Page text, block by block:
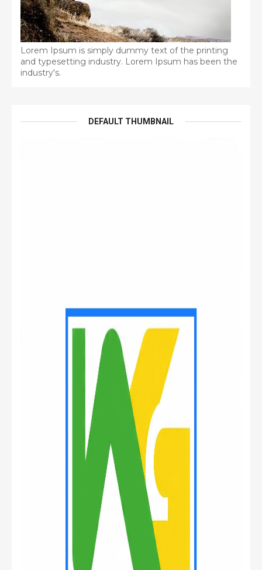
Lorem Ipsum is simply dummy text of the printing
and typesetting industry. Lorem Ipsum has been the
industry's.
DEFAULT THUMBNAIL